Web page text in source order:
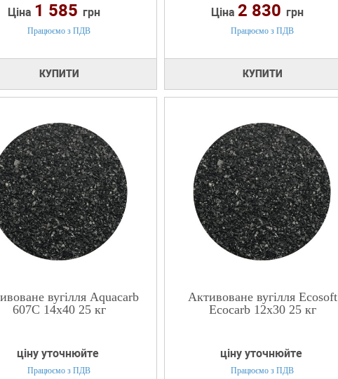
Ціна 1 585 грн
Працюємо з ПДВ
КУПИТИ
Ціна 2 830 грн
Працюємо з ПДВ
КУПИТИ
вугілля Aquacarb
607C 14x40 25 кг
ціну уточнюйте
Працюємо з ПДВ
Активоване вугілля Ecosoft
Ecocarb 12х30 25 кг
ціну уточнюйте
Працюємо з ПДВ